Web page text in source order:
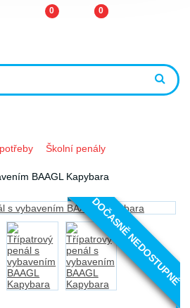
0 0
Školní penály
BAAGL Kapybara
DOČASNĚ NEDOSTUPNÉ